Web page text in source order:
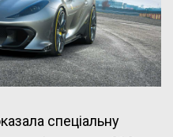
спеціальну